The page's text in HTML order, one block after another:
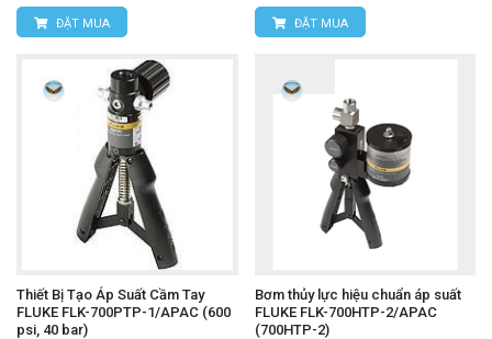
ĐẶT MUA ĐẶT MUA
Thiết Bị Tạo Áp Suất Cầm Tay
FLUKE FLK-700PTP-1/APAC (600
psi, 40 bar)
Bơm thủy lực hiệu chuẩn áp suất
FLUKE FLK-700HTP-2/APAC
(700HTP-2)